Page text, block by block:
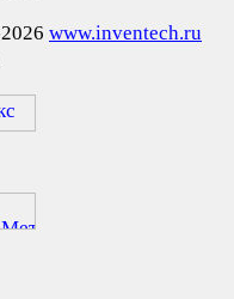
www.inventech.ru